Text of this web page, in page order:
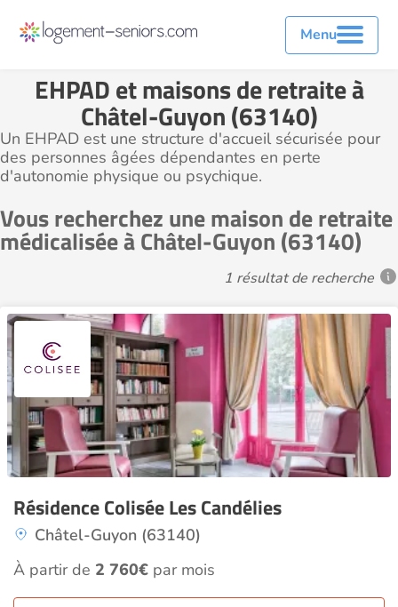
Menu
EHPAD et maisons de retraite à
Châtel-Guyon (63140)
Un EHPAD est une structure d'accueil sécurisée pour
des personnes âgées dépendantes en perte
d'autonomie physique ou psychique.
Vous recherchez une maison de retraite
médicalisée à Châtel-Guyon (63140)
1 résultat de recherche
Résidence Colisée Les Candélies
Châtel-Guyon (63140)
À partir de 2 760€ par mois